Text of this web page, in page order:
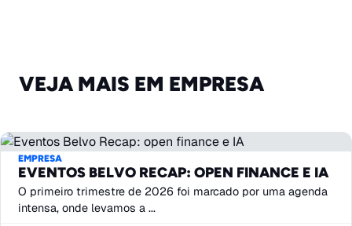
VEJA MAIS EM EMPRESA
EMPRESA
EVENTOS BELVO RECAP: OPEN FINANCE E IA
O primeiro trimestre de 2026 foi marcado por uma agenda
intensa, onde levamos a ...